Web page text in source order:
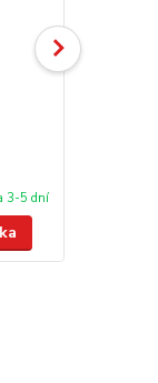
3-5 dní